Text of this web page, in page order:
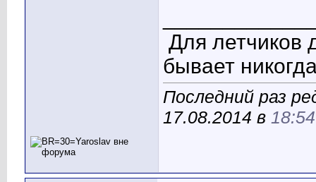
Для летчиков
бывает
Последний раз
17.08.2014 в 18:54